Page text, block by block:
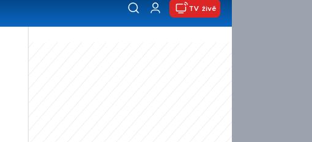
TV živě